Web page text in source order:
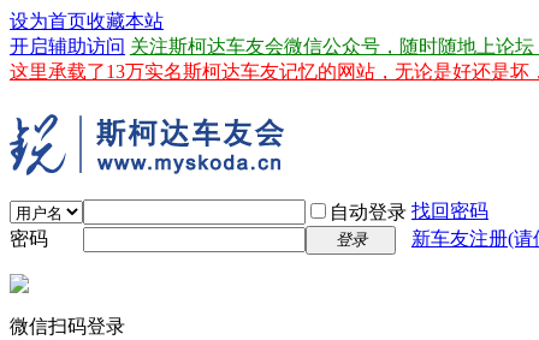
设为首页收藏本站
开启辅助访问 关注斯柯达车友会微信公众号，随时随地上论坛
这里承载了13万实名斯柯达车友记忆的网站，无论是好还是
自动登录 找回密码
密码
登录 新车友注册(请
微信扫码登录